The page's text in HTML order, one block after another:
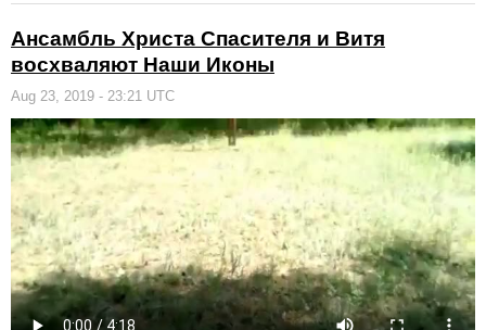
Ансамбль Христа Спасителя и Витя
восхваляют Наши Иконы
Aug 23, 2019 - 23:21 UTC